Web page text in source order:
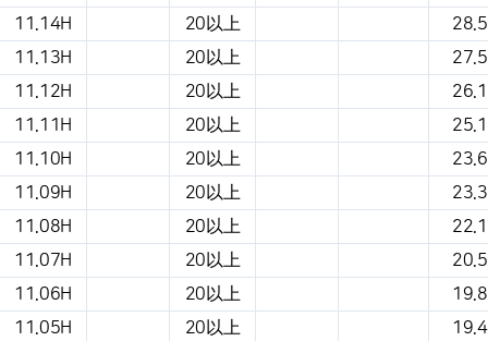
11.14H
20以上
28.5
11.13H
20以上
27.5
11.12H
20以上
26.1
11.11H
20以上
25.1
11.10H
20以上
23.6
11.09H
20以上
23.3
11.08H
20以上
22.1
11.07H
20以上
20.5
11.06H
20以上
19.8
11.05H
20以上 19.4